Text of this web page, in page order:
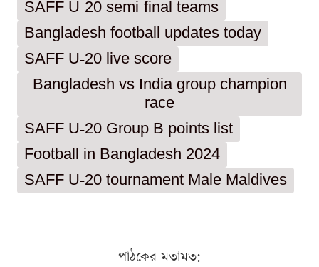
SAFF U-20 semi-final teams
Bangladesh football updates today
SAFF U-20 live score
Bangladesh vs India group champion
race
SAFF U-20 Group B points list
Football in Bangladesh 2024
SAFF U-20 tournament Male Maldives
পাঠকের মতামত: